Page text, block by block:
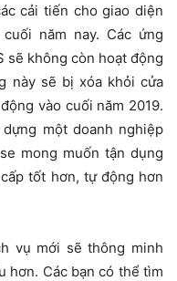
cải tiến cho giao diện
năm nay. Các ứng
sẽ không còn hoạt động
này sẽ bị xóa khỏi cửa
vào cuối năm 2019.
một doanh nghiệp
mong muốn tận dụng
tốt hơn, tự động hơn
vụ mới sẽ thông minh
hơn. Các bạn có thể tìm